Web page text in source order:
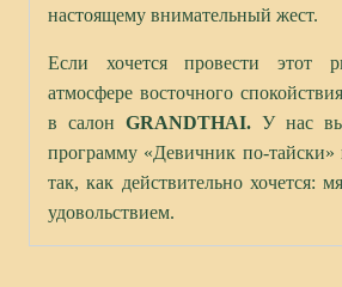
настоящему внимательный жест.
Если хочется провести этот
атмосфере восточного
в салон GRANDTHAI. У нас
программу «Девичник по-тайски»
так, как действительно хочется:
удовольствием.